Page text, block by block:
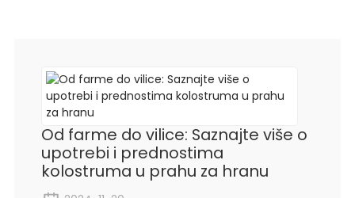
Od farme do vilice: Saznajte više o
upotrebi i prednostima
kolostruma u prahu za hranu